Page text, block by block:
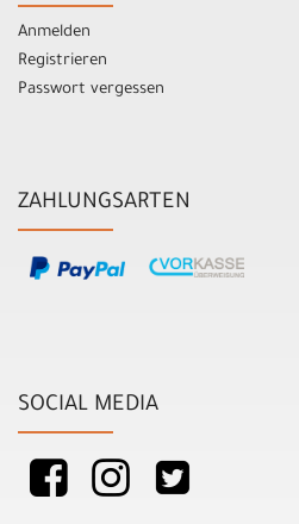
Anmelden
Registrieren
Passwort vergessen
ZAHLUNGSARTEN
SOCIAL MEDIA